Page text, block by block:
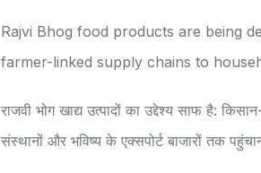
Rajvi Bhog food products are being
farmer-linked supply chains to
राजवी भोग खाद्य उत्पादों का उद्देश्य साफ है:
संस्थानों और भविष्य के एक्सपोर्ट बाजारों तक